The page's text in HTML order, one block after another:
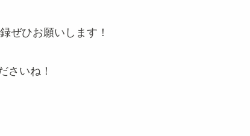
ぜひお願いします！
さいね！